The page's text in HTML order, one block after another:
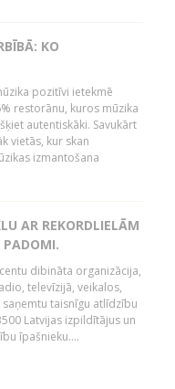
KO
pozitīvi ietekmē
restorānu, kuros mūzika
autentiskāki. Savukārt
vietās, kur skan
izmantošana
AR REKORDLIELĀM
PADOMI.
dibināta organizācija,
televīzijā, veikalos,
taisnīgu atlīdzību
Latvijas izpildītājus un
īpašnieku....